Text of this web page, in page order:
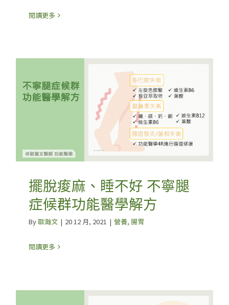
閱讀更多
擺脫痠麻、睡不好 不寧腿
症候群功能醫學解方
By歐瀚文 | 20 12 月, 2021 | 營養, 腸胃
閱讀更多